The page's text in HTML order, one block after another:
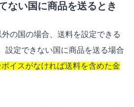
ない国に商品を送るとき
の国の場合、送料を設定できる
設定できない国に商品を送る場合
イスがなければ送料を含めた金